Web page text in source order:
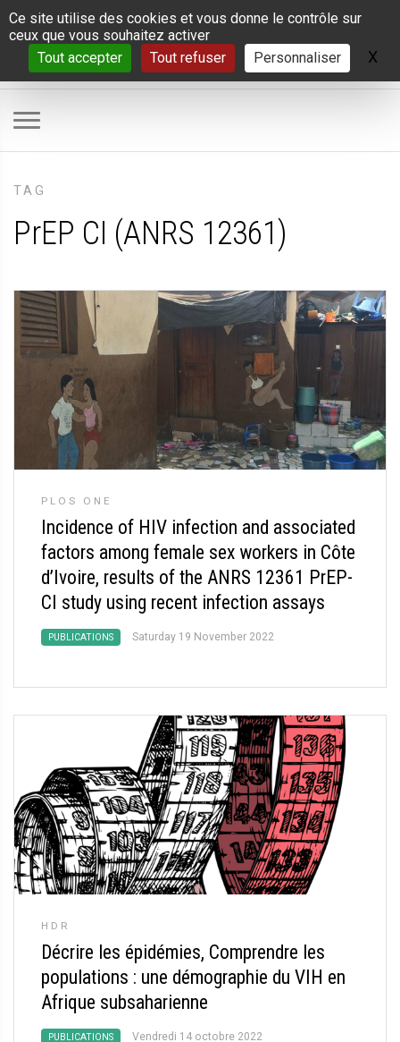
Panneau de gestion des cookies
Ce site utilise des cookies et vous donne le contrôle sur
ceux que vous souhaitez activer
Tout accepter
Tout refuser Personnaliser X
TAG
PrEP CI (ANRS 12361)
PLOS ONE
Incidence of HIV infection and associated
factors among female sex workers in Côte
d’Ivoire, results of the ANRS 12361 PrEP-
CI study using recent infection assays
PUBLICATIONS Saturday 19 November 2022
HDR
Décrire les épidémies, Comprendre les
populations : une démographie du VIH en
Afrique subsaharienne
PUBLICATIONS Vendredi 14 octobre 2022